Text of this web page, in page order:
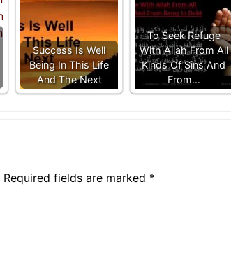
Success Is Well
Being In This Life
And The Next
To Seek Refuge
With Allah From All
Kinds Of Sins And
From…
Required fields are marked *